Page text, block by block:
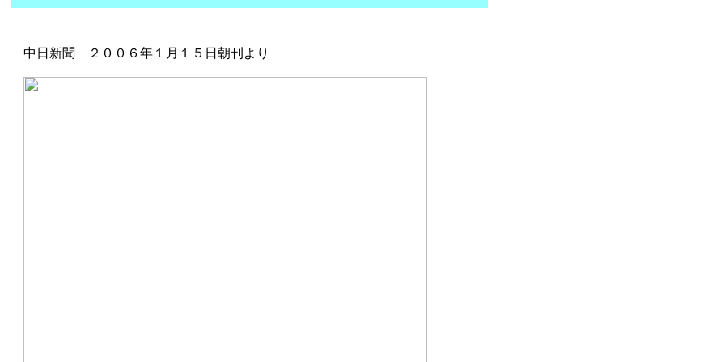
中日新聞 ２００６年１月１５日朝刊より